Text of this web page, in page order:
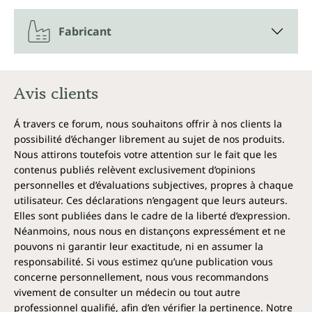
biologique contrôlée
Les théiers utilisés pour notre poudre de matcha bio
substances nocives. La pureté et la qualité du thé
laboratoires certifiés.
Seul le tissu fin des feuilles est utilisé pour la poudre
de matcha. Pour ce faire, les feuilles de thé sont
étuvées, séchées et brisées après la récolte afin de
séparer en douceur tous les autres composants de la
feuille des structures tissulaires délicates. Cette
qualité de thé exceptionnelle caractérise la poudre de
matcha.
Un stimulant naturel
La caféine est connue et appréciée dans le café et le
Fabricant
Avis clients
Á travers ce forum, nous souhaitons offrir à nos clients la
possibilité d’échanger librement au sujet de nos produits.
Nous attirons toutefois votre attention sur le fait que les
contenus publiés relèvent exclusivement d’opinions
personnelles et d’évaluations subjectives, propres à chaque
utilisateur. Ces déclarations n’engagent que leurs auteurs.
Elles sont publiées dans le cadre de la liberté d’expression.
Néanmoins, nous nous en distançons expressément et ne
pouvons ni garantir leur exactitude, ni en assumer la
responsabilité. Si vous estimez qu’une publication vous
concerne personnellement, nous vous recommandons
vivement de consulter un médecin ou tout autre
professionnel qualifié, afin d’en vérifier la pertinence. Notre